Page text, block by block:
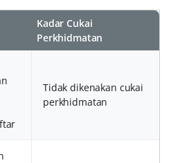
Kadar Cukai
Perkhidmatan
Tidak dikenakan cukai
perkhidmatan